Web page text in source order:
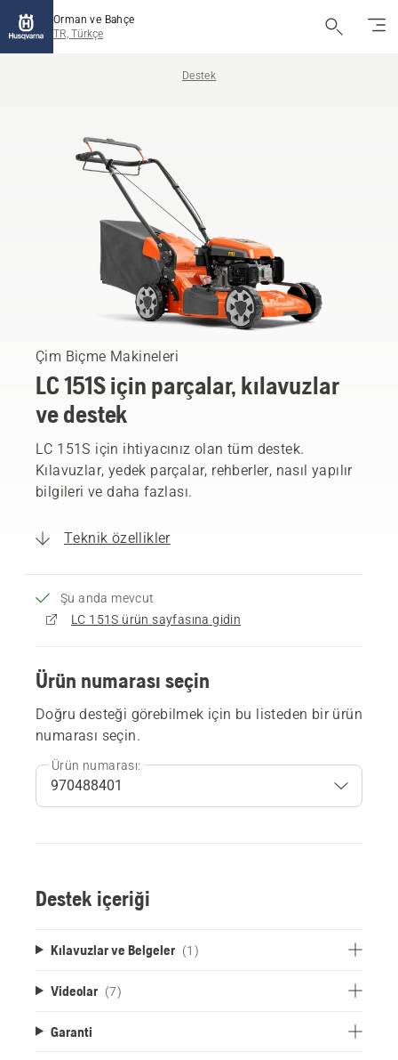
Orman ve Bahçe
TR, Türkçe
Destek
Çim Biçme Makineleri
LC 151S için parçalar, kılavuzlar
ve destek
LC 151S için ihtiyacınız olan tüm destek.
Kılavuzlar, yedek parçalar, rehberler, nasıl yapılır
bilgileri ve daha fazlası.
Teknik özellikler
Şu anda mevcut
LC 151S ürün sayfasına gidin
Ürün numarası seçin
Doğru desteği görebilmek için bu listeden bir ürün
numarası seçin.
Ürün numarası:
Destek içeriği
Kılavuzlar ve Belgeler (1)
Videolar (7)
Garanti